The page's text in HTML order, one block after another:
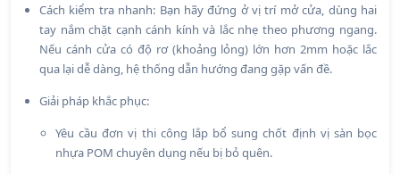
Cách kiểm tra nhanh: Bạn hãy đứng ở vị trí mở cửa, dùng hai
tay nắm chặt cạnh cánh kính và lắc nhẹ theo phương ngang.
Nếu cánh cửa có độ rơ (khoảng lỏng) lớn hơn 2mm hoặc lắc
qua lại dễ dàng, hệ thống dẫn hướng đang gặp vấn đề.
Giải pháp khắc phục:
Yêu cầu đơn vị thi công lắp bổ sung chốt định vị sàn bọc
nhựa POM chuyên dụng nếu bị bỏ quên.